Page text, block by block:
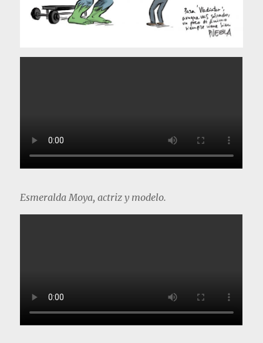
Esmeralda Moya, actriz y modelo.